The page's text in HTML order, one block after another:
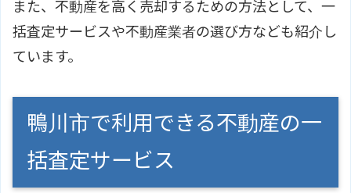
また、不動産を高く売却するための方法として、一
括査定サービスや不動産業者の選び方なども紹介し
ています。
鴨川市で利用できる不動産の一
括査定サービス